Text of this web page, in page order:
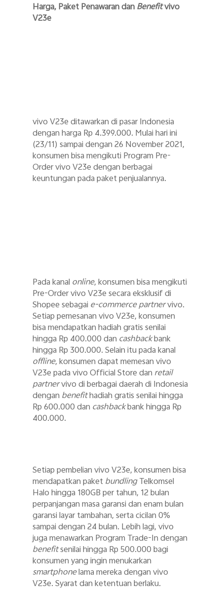
Harga, Paket Penawaran danBenefitvivo
V23e
vivo V23e ditawarkan di pasar Indonesia
dengan harga Rp 4.399.000. Mulai hari ini
(23/11) sampai dengan 26 November 2021,
konsumen bisa mengikuti Program Pre-
Order vivo V23e dengan berbagai
keuntungan pada paket penjualannya.
Pada kanal online, konsumen bisa mengikuti
Pre-Order vivo V23e secara eksklusif di
Shopee sebagai e-commerce partnervivo.
Setiap pemesanan vivo V23e, konsumen
bisa mendapatkan hadiah gratis senilai
hingga Rp 400.000 dan cashbackbank
hingga Rp 300.000. Selain itu pada kanal
offline, konsumen dapat memesan vivo
V23e pada vivo Official Store dan retail
partnervivodi berbagai daerah di Indonesia
dengan benefithadiah gratis senilai hingga
Rp 600.000 dan cashbackbank hingga Rp
400.000.
Setiap pembelian vivo V23e, konsumen bisa
mendapatkan paketbundlingTelkomsel
Halo hingga 180GB per tahun, 12 bulan
perpanjangan masa garansi dan enam bulan
garansi layar tambahan, serta cicilan 0%
sampai dengan 24 bulan. Lebih lagi, vivo
juga menawarkan Program Trade-In dengan
benefitsenilai hingga Rp 500.000 bagi
konsumen yang ingin menukarkan
smartphonelama mereka dengan vivo
V23e. Syarat dan ketentuan berlaku.